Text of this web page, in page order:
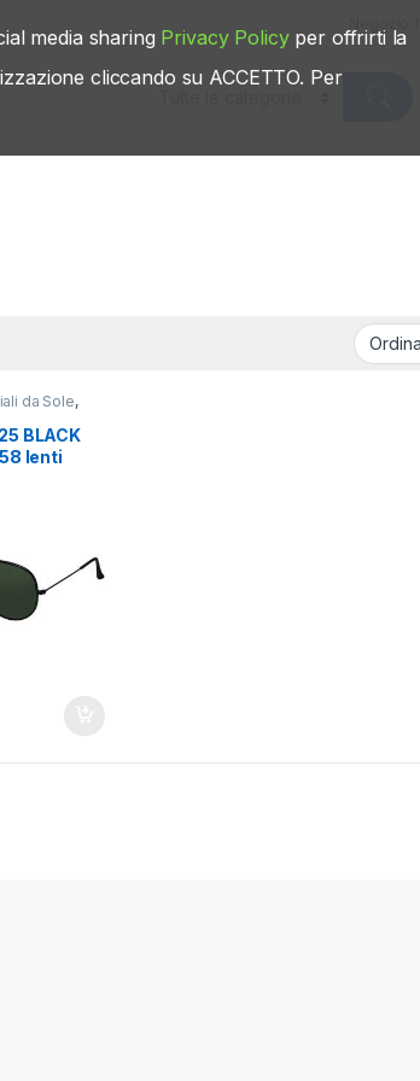
da Sole,
BLACK
lenti
media sharing Privacy Policyper offrirti la
cliccando su ACCETTO. Per